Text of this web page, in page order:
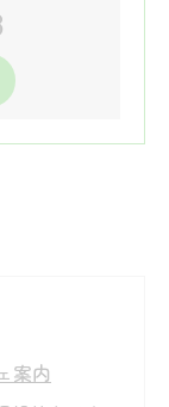
案内